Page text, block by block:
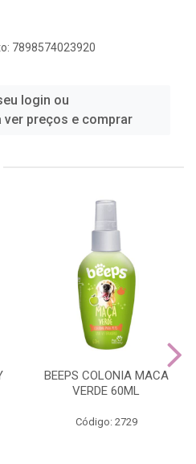
7898574023920
login ou
ver preços e comprar
BEEPS COLONIA MACA
VERDE 60ML
Código: 2729